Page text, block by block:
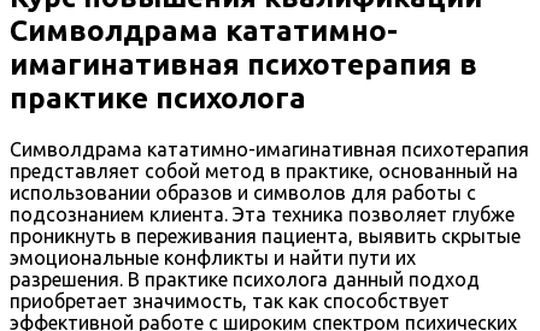
Символдрама кататимно-
имагинативная психотерапия в
практике психолога
Символдрама кататимно-имагинативная психотерапия
представляет собой метод в практике, основанный на
использовании образов и символов для работы с
подсознанием клиента. Эта техника позволяет глубже
проникнуть в переживания пациента, выявить скрытые
эмоциональные конфликты и найти пути их
разрешения. В практике психолога данный подход
приобретает значимость, так как способствует
эффективной работе с широким спектром психических